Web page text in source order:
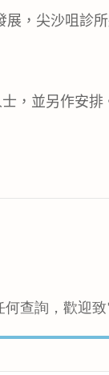
展，尖沙咀診
，並另作安
何查詢，歡迎